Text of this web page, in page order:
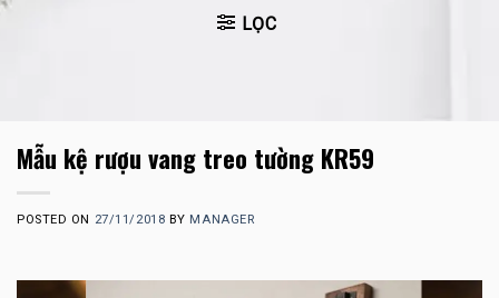
LỌC
Mẫu kệ rượu vang treo tường KR59
POSTED ON 27/11/2018 BY MANAGER